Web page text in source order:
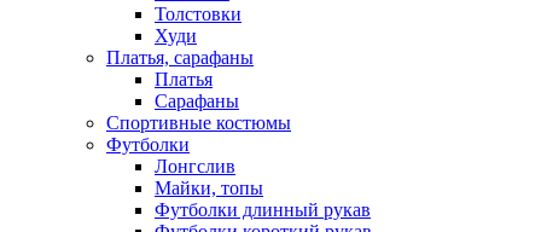
Толстовки
Худи
Платья, сарафаны
Платья
Сарафаны
Спортивные костюмы
Футболки
Лонгслив
Майки, топы
Футболки длинный рукав